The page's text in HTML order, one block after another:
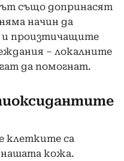
също допринасят
начин да
и произтичащите
– локалните
да помогнат.
клетките са
кожа.